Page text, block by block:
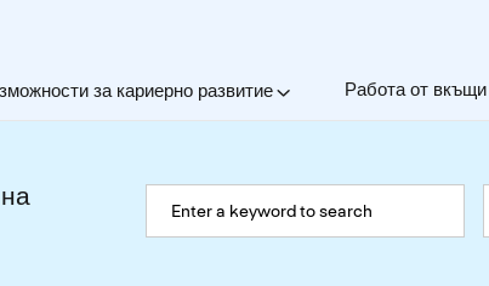
за кариерно развитие Работа от вкъщи